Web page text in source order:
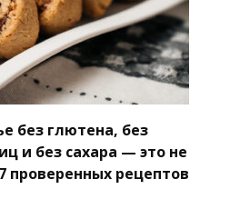
без глютена, без
и без сахара — это не
проверенных рецептов